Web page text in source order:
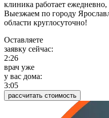
клиника работает
Выезжаем по городу
области круглосуточно!
Оставляете
заявку сейчас:
2:26
врач уже
у вас дома:
3:05
рассчитать стоимость